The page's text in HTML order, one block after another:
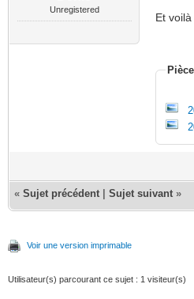
Unregistered
Et
« Sujet précédent Sujet suivant »
Voir une version imprimable
Utilisateur(s) parcourant ce sujet : 1 visiteur(s)